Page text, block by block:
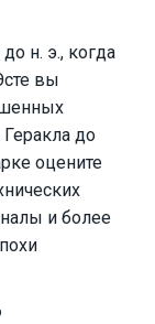
н. э., когда
вы
до
оцените
и более